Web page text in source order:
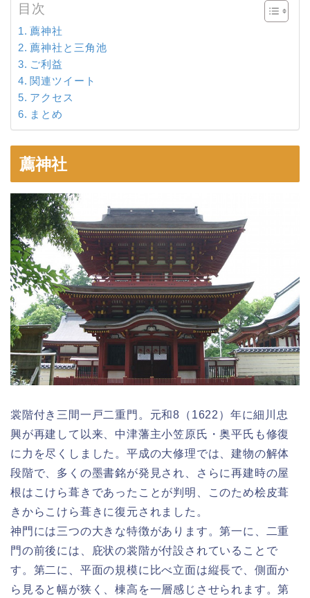
目次
薦神社
薦神社と三角池
ご利益
関連ツイート
アクセス
まとめ
薦神社
裳階付き三間一戸二重門。元和8（1622）年に細川忠
興が再建して以来、中津藩主小笠原氏・奥平氏も修復
に力を尽くしました。平成の大修理では、建物の解体
段階で、多くの墨書銘が発見され、さらに再建時の屋
根はこけら葺きであったことが判明、このため桧皮葺
きからこけら葺きに復元されました。
神門には三つの大きな特徴があります。第一に、二重
門の前後には、庇状の裳階が付設されていることで
す。第二に、平面の規模に比べ立面は縦長で、側面か
ら見ると幅が狭く、棟高を一層感じさせられます。第